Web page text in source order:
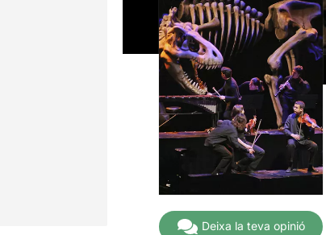
Deixa la teva opinió